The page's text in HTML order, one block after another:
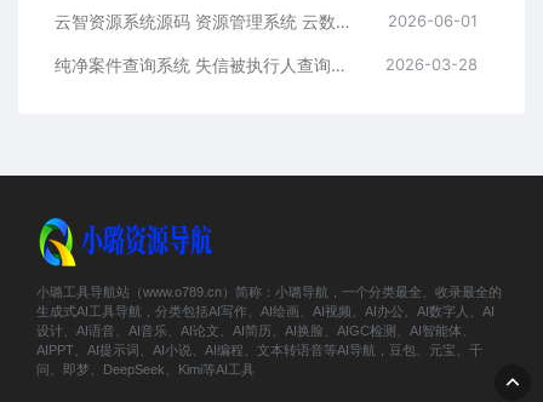
云智资源系统源码 资源管理系统 云数据管理平台– 带支付/积分商城/广告 2026-06-01
纯净案件查询系统 失信被执行人查询系统源码 执法办案系统源码 2026-03-28
小璐工具导航站（www.o789.cn）简称：小璐导航，一个分类最全、收录最全的
生成式AI工具导航，分类包括AI写作、AI绘画、AI视频、AI办公、AI数字人、AI
设计、AI语音、AI音乐、AI论文、AI简历、AI换脸、AIGC检测、AI智能体、
AIPPT、AI提示词、AI小说、AI编程、文本转语音等AI导航，豆包、元宝、千
问、即梦、DeepSeek、Kimi等AI工具